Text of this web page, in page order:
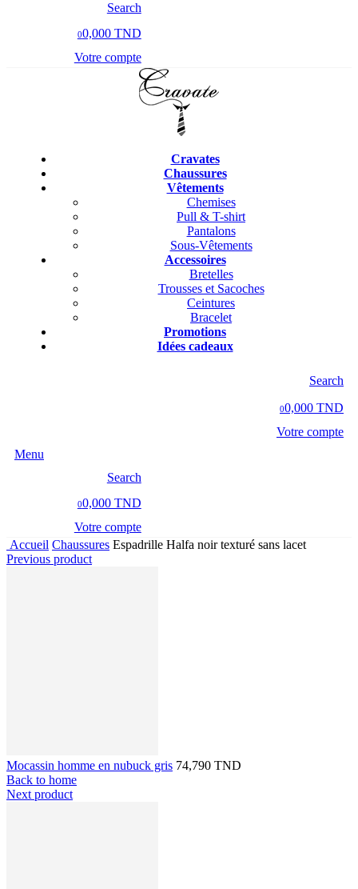
Search
00,000 TND
Votre compte
Cravates
Chaussures
Vêtements
Chemises
Pull & T-shirt
Pantalons
Sous-Vêtements
Accessoires
Bretelles
Trousses et Sacoches
Ceintures
Bracelet
Promotions
Idées cadeaux
Search
00,000 TND
Votre compte
Menu
Search
00,000 TND
Votre compte
Accueil Chaussures Espadrille Halfa noir texturé sans lacet
Previous product
Mocassin homme en nubuck gris 74,790 TND
Back to home
Next product